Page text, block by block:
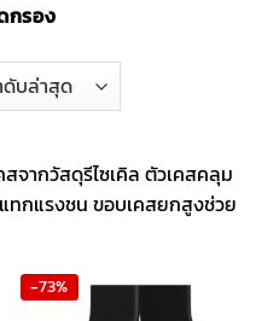
กรอง
จากวัสดุรีไซเคิล ตัวเคสคลุม
ทกแรงชน ขอบเคสยกสูงช่วย
-73%